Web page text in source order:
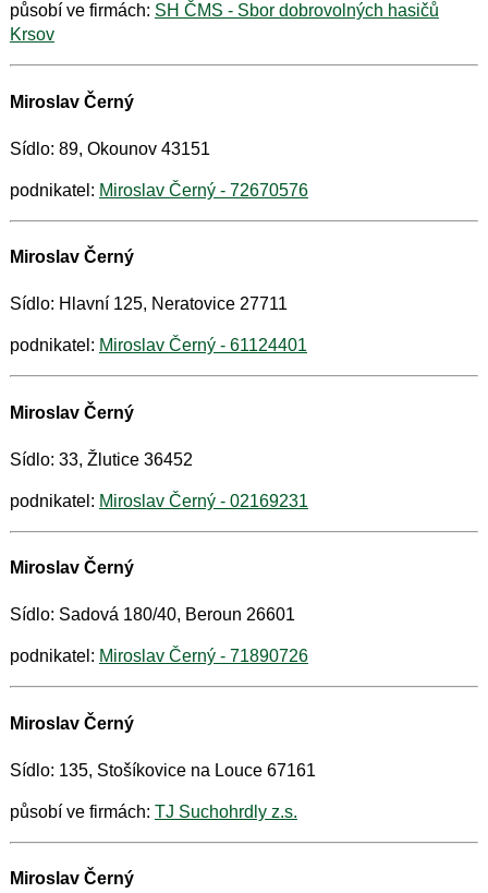
působí ve firmách: SH ČMS - Sbor dobrovolných hasičů
Krsov
Miroslav Černý
Sídlo: 89, Okounov 43151
podnikatel: Miroslav Černý - 72670576
Miroslav Černý
Sídlo: Hlavní 125, Neratovice 27711
podnikatel: Miroslav Černý - 61124401
Miroslav Černý
Sídlo: 33, Žlutice 36452
podnikatel: Miroslav Černý - 02169231
Miroslav Černý
Sídlo: Sadová 180/40, Beroun 26601
podnikatel: Miroslav Černý - 71890726
Miroslav Černý
Sídlo: 135, Stošíkovice na Louce 67161
působí ve firmách: TJ Suchohrdly z.s.
Miroslav Černý